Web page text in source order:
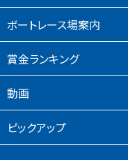
ボートレース場案内
賞⾦ランキング
動画
ピックアップ